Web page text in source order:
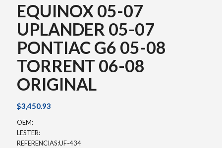
EQUINOX 05-07
UPLANDER 05-07
PONTIAC G6 05-08
TORRENT 06-08
ORIGINAL
$3,450.93
OEM:
LESTER:
REFERENCIAS:UF-434